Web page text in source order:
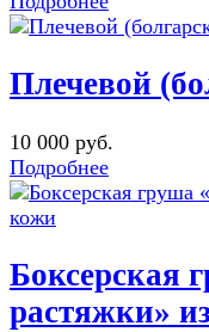
Плечевой
10 000 руб.
Подробнее
Боксерская
растяжки»